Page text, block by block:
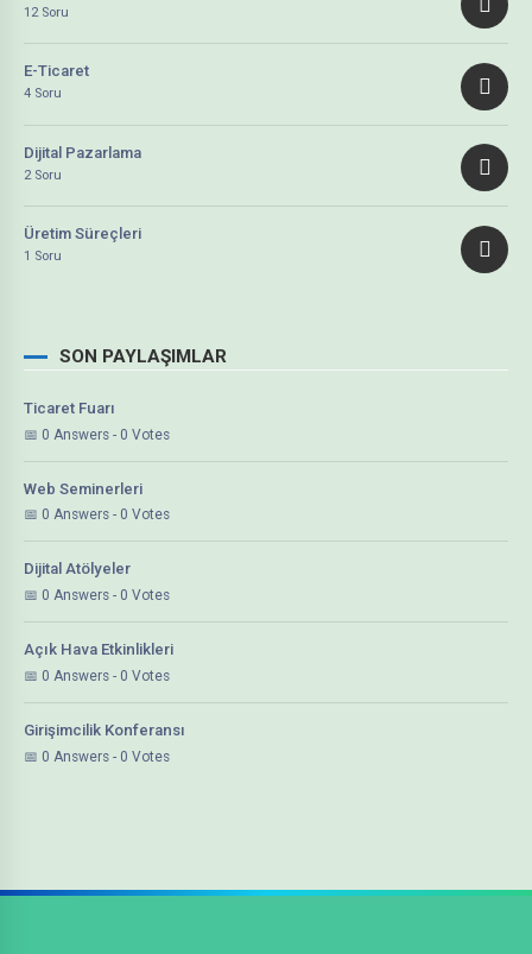
12 Soru
E-Ticaret
4 Soru
Dijital Pazarlama
2 Soru
Üretim Süreçleri
1 Soru
SON PAYLAŞIMLAR
Ticaret Fuarı
0 Answers - 0 Votes
Web Seminerleri
0 Answers - 0 Votes
Dijital Atölyeler
0 Answers - 0 Votes
Açık Hava Etkinlikleri
0 Answers - 0 Votes
Girişimcilik Konferansı
0 Answers - 0 Votes